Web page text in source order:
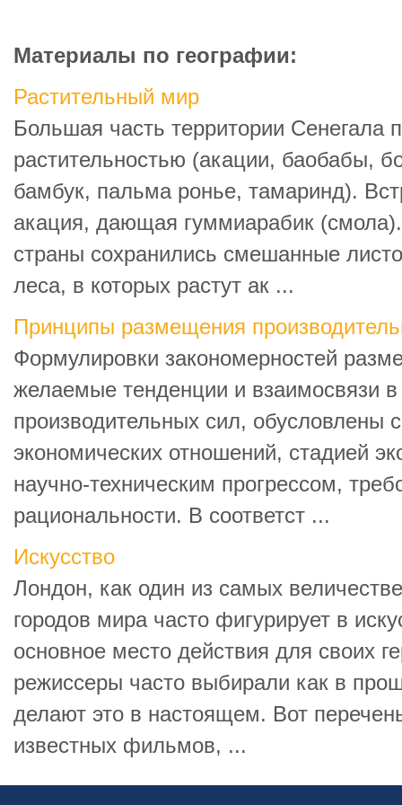
Материалы по географии:
Растительный мир
Большая часть территории Сенегала
растительностью (акации, баобабы,
бамбук, пальма ронье, тамаринд).
акация, дающая гуммиарабик
страны сохранились смешанные
леса, в которых растут ак ...
Принципы размещения
Формулировки закономерностей
желаемые тенденции и взаимосвязи
производительных сил, обусловлены
экономических отношений, стадией
научно-техническим прогрессом,
рациональности. В соответст ...
Искусство
Лондон, как один из самых
городов мира часто фигурирует в
основное место действия для своих
режиссеры часто выбирали как в
делают это в настоящем. Вот
известных фильмов, ...